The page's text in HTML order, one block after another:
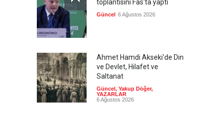
toplantısını Fas'ta yaptı
Güncel 6 Ağustos 2026
Ahmet Hamdi Akseki'de Din
ve Devlet, Hilafet ve
Saltanat
Güncel , Yakup Döğer,
YAZARLAR
6 Ağustos 2026